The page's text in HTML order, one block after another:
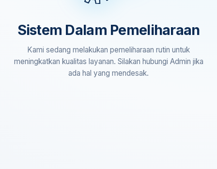
Sistem Dalam Pemeliharaan
Kami sedang melakukan pemeliharaan rutin untuk
meningkatkan kualitas layanan. Silakan hubungi Admin jika
ada hal yang mendesak.